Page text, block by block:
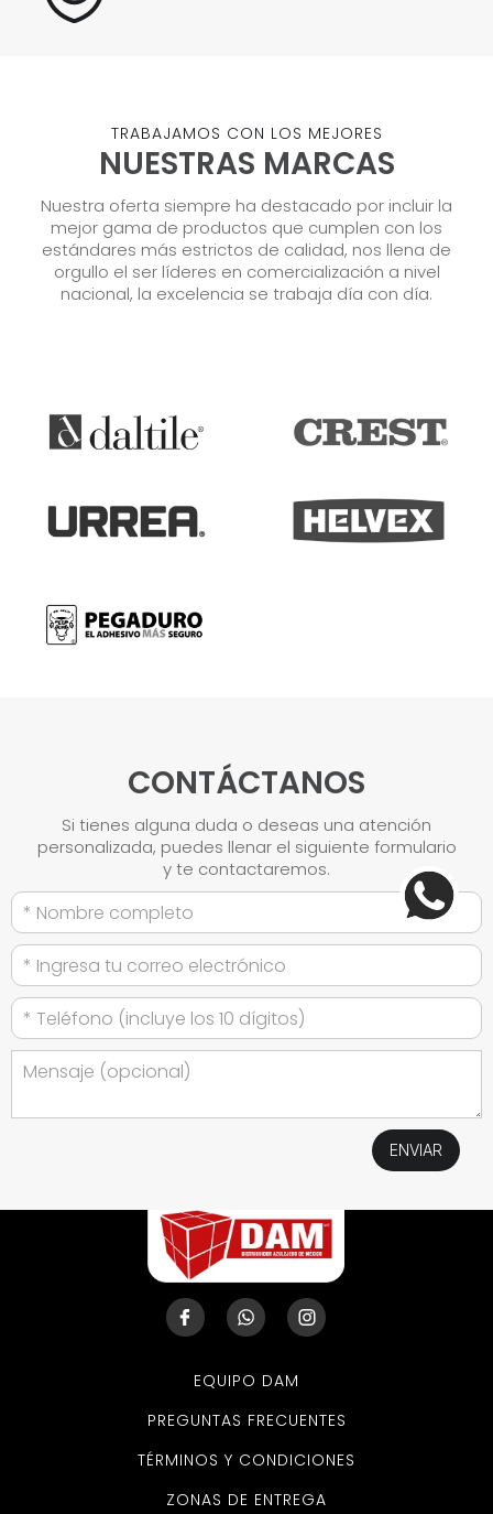
TRABAJAMOS CON LOS MEJORES
NUESTRAS MARCAS
Nuestra oferta siempre ha destacado por incluir la
mejor gama de productos que cumplen con los
estándares más estrictos de calidad, nos llena de
orgullo el ser líderes en comercialización a nivel
nacional, la excelencia se trabaja día con día.
CONTÁCTANOS
Si tienes alguna duda o deseas una atención
personalizada, puedes llenar el siguiente formulario
y te contactaremos.
EQUIPO DAM
PREGUNTAS FRECUENTES
TÉRMINOS Y CONDICIONES
ZONAS DE ENTREGA